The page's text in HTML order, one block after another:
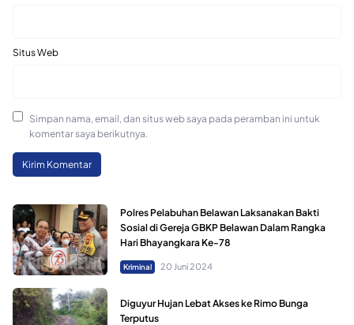
Situs Web
Simpan nama, email, dan situs web saya pada peramban ini untuk
komentar saya berikutnya.
Polres Pelabuhan Belawan Laksanakan Bakti
Sosial di Gereja GBKP Belawan Dalam Rangka
Hari Bhayangkara Ke-78
Kriminal 20 Juni 2024
Diguyur Hujan Lebat Akses ke Rimo Bunga
Terputus